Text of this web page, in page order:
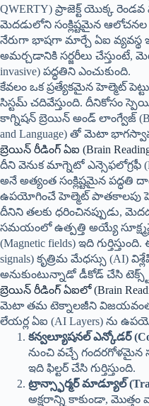
QWERTY) ప్రాజెక్ట్ యొక్క
మెదడులోని సంక్లిష్టమైన
నేరుగా భాషగా మార్చే ఏఐ వ్యవస్థ
అమర్చడానికి సర్జరీలు
invasive) పద్ధతిని ఎంచుకుంది.
కేవలం ఒక ప్రత్యేకమైన హెల్మెట్
సిస్టమ్ చదివేస్తుంది. దీనికోసం
కాగ్నిషన్ బ్రెయిన్ అండ్ లాంగ్వేజ్
and Language) తో మెటా
బ్రెయిన్ రీడింగ్ ఏఐ (Brain
దీని వెనుక మాగ్నెటో ఎన్సెఫలోగ్రఫీ
అనే అత్యంత సంక్లిష్టమైన
ఉపయోగించే హెల్మెట్ పాతకాలపు
దీనిని తలకు ధరించినప్పుడు,
సమయంలో ఉత్పత్తి అయ్యే
(Magnetic fields) ఇది
signals) కృత్రిమ మేధస్సు (AI)
అనుకుంటున్నాడో డీకోడ్ చేసి
బ్రెయిన్ రీడింగ్ ఏఐలో (Brain
మెటా తమ టెక్నాలజీని
లేయర్ల ఏఐ (AI Layers) ను
కన్వల్యూషనల్ ఎన్కోడర్
నుంచి వచ్చే గందరగోళమైన
ఇది ఫిల్టర్ చేసి గుర్తిస్తుంది.
ట్రాన్స్ఫార్మర్ మాడ్యూల్
అక్షరాన్ని కాకుండా, మొత్తం